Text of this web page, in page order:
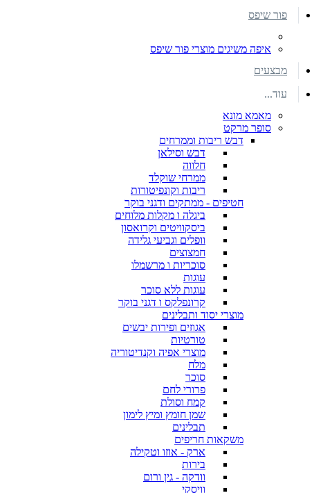
פור שיפס
איפה משיגים מוצרי פור שיפס
מבצעים
עוד...
מאמא מונא
סופר מרקט
דבש ריבות וממרחים
דבש וסילאן
חלווה
ממרחי שוקלד
ריבות וקונפיטורות
חטיפים - ממתקים ודגני בוקר
ביגלה ו מקלות מלוחים
ביסקוויטים וקרואסון
וופלים וגביעי גלידה
חמצוצים
סוכריות ו מרשמלו
עוגות
עוגות ללא סוכר
קרונפלקס ו דגני בוקר
מוצרי יסוד ותבלינים
אגוזים ופירות יבשים
טורטיות
מוצרי אפיה וקנדיטוריה
מלח
סוכר
פרורי לחם
קמח וסולת
שמן חומץ ומיץ לימון
תבלינים
משקאות חריפים
ארק - אוזו וטקילה
בירות
וודקה - גין ורום
וויסקי